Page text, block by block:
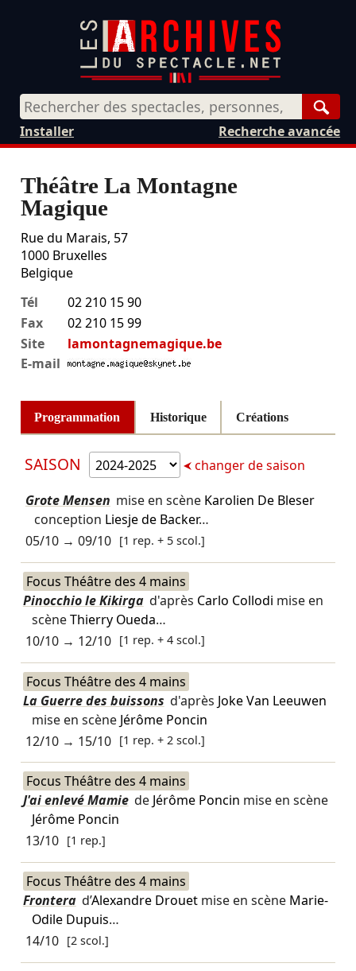
Recherche avancée
Installer
Théâtre La Montagne
Magique
Rue du Marais, 57
1000 Bruxelles
Belgique
Tél
02 210 15 90
Fax
02 210 15 99
Site
lamontagnemagique.be
E-mail
Programmation Historique Créations
SAISON changer de saison
Grote Mensen mise en scène Karolien De Bleser
conception Liesje de Backer…
05/10→ 09/10 [1 rep. + 5 scol.]
Focus Théâtre des 4 mains
Pinocchio le Kikirga d'après Carlo Collodi mise en
scèneThierry Oueda…
10/10→ 12/10 [1 rep. + 4 scol.]
Focus Théâtre des 4 mains
La Guerre des buissons d'après Joke Van Leeuwen
mise en scène Jérôme Poncin
12/10→ 15/10 [1 rep. + 2 scol.]
Focus Théâtre des 4 mains
J'ai enlevé Mamie de Jérôme Poncin mise en scène
Jérôme Poncin
13/10 [1 rep.]
Focus Théâtre des 4 mains
Frontera d’Alexandre Drouetmise en scène Marie-
Odile Dupuis…
14/10 [2 scol.]